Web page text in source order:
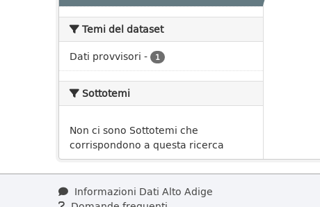
Temi del dataset
Dati provvisori - 1
Sottotemi
Non ci sono Sottotemi che
corrispondono a questa ricerca
Informazioni Dati Alto Adige